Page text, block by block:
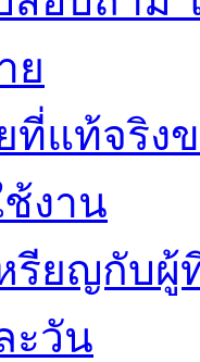
ย
แท้จริงข
งาน
หรียญกับ
ะวัน